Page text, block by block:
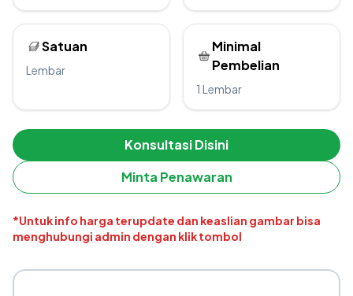
Satuan
Lembar
Minimal
Pembelian
1 Lembar
Konsultasi Disini
Minta Penawaran
*Untuk info harga terupdate dan keaslian gambar bisa
menghubungi admin dengan klik tombol